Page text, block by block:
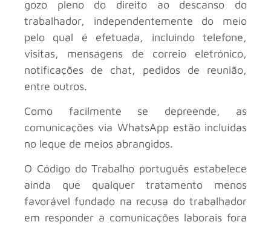
gozo pleno do direito ao descanso do
trabalhador, independentemente do meio
pelo qual é efetuada, incluindo telefone,
visitas, mensagens de correio eletrónico,
notificações de chat, pedidos de reunião,
entre outros.
Como facilmente se depreende, as
comunicações via WhatsApp estão incluídas
no leque de meios abrangidos.
O Código do Trabalho português estabelece
ainda que qualquer tratamento menos
favorável fundado na recusa do trabalhador
em responder a comunicações laborais fora